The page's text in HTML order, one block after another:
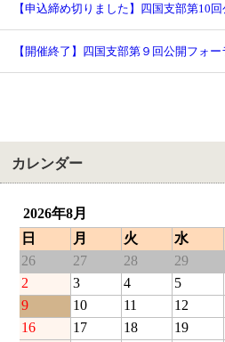
【申込締め切りました】四国支部第10
【開催終了】四国支部第９回公開フォ
カレンダー
2026年8月
日
月 火 水
26
27 28 29
2
3 4 5
9
10 11 12
16
17 18 19